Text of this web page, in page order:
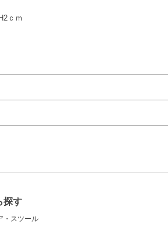
ｃｍ
探す
スツール